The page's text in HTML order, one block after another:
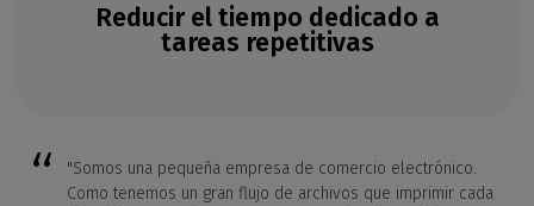
Reducir el tiempo dedicado a
tareas repetitivas
"Somos una pequeña empresa de comercio electrónico.
Como tenemos un gran flujo de archivos que imprimir cada